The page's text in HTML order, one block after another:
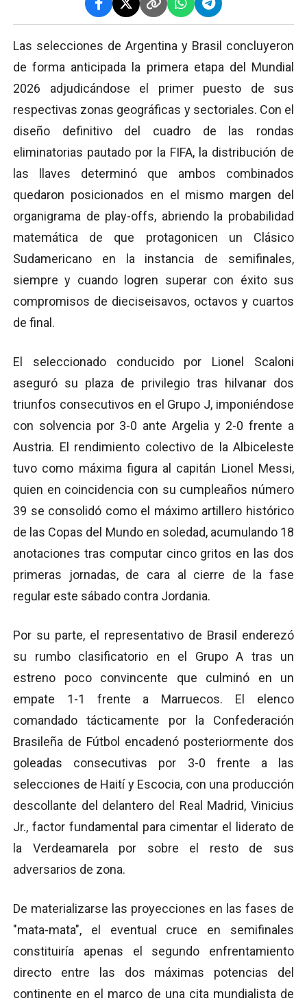
Las selecciones de Argentina y Brasil concluyeron
de forma anticipada la primera etapa del Mundial
2026 adjudicándose el primer puesto de sus
respectivas zonas geográficas y sectoriales. Con el
diseño definitivo del cuadro de las rondas
eliminatorias pautado por la FIFA, la distribución de
las llaves determinó que ambos combinados
quedaron posicionados en el mismo margen del
organigrama de play-offs, abriendo la probabilidad
matemática de que protagonicen un Clásico
Sudamericano en la instancia de semifinales,
siempre y cuando logren superar con éxito sus
compromisos de dieciseisavos, octavos y cuartos
de final.
El seleccionado conducido por Lionel Scaloni
aseguró su plaza de privilegio tras hilvanar dos
triunfos consecutivos en el Grupo J, imponiéndose
con solvencia por 3-0 ante Argelia y 2-0 frente a
Austria. El rendimiento colectivo de la Albiceleste
tuvo como máxima figura al capitán Lionel Messi,
quien en coincidencia con su cumpleaños número
39 se consolidó como el máximo artillero histórico
de las Copas del Mundo en soledad, acumulando 18
anotaciones tras computar cinco gritos en las dos
primeras jornadas, de cara al cierre de la fase
regular este sábado contra Jordania.
Por su parte, el representativo de Brasil enderezó
su rumbo clasificatorio en el Grupo A tras un
estreno poco convincente que culminó en un
empate 1-1 frente a Marruecos.
El elenco
comandado tácticamente por la Confederación
Brasileña de Fútbol encadenó posteriormente dos
goleadas consecutivas por 3-0 frente a las
selecciones de Haití y Escocia, con una producción
descollante del delantero del Real Madrid, Vinicius
Jr., factor fundamental para cimentar el liderato de
la Verdeamarela por sobre el resto de sus
adversarios de zona.
De materializarse las proyecciones en las fases de
"mata-mata", el eventual cruce en semifinales
constituiría apenas el segundo enfrentamiento
directo entre las dos máximas potencias del
continente en el marco de una cita mundialista de